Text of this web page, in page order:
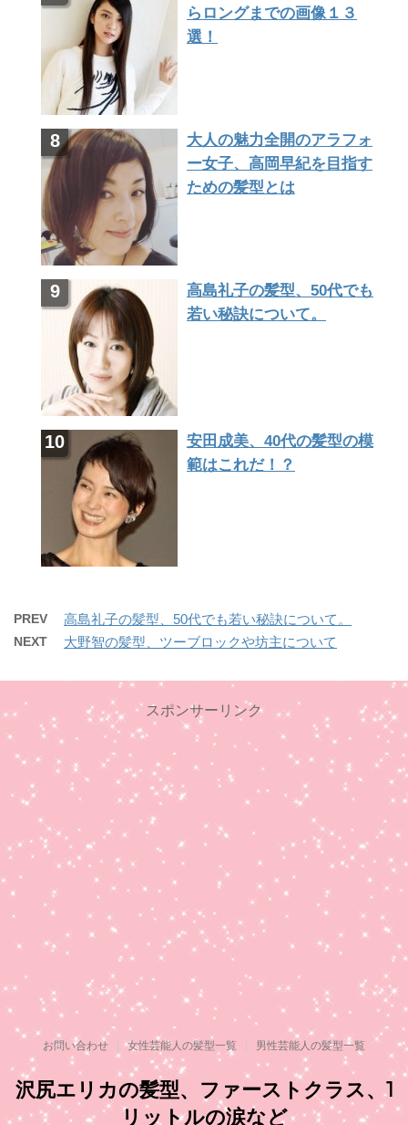
らロングまでの画像１３
選！
大人の魅力全開のアラフォ
ー女子、高岡早紀を目指す
ための髪型とは
高島礼子の髪型、50代でも
若い秘訣について。
安田成美、40代の髪型の模
範はこれだ！？
PREV 高島礼子の髪型、50代でも若い秘訣について。
NEXT 大野智の髪型、ツーブロックや坊主について
スポンサーリンク
お問い合わせ 女性芸能人の髪型一覧 男性芸能人の髪型一覧
沢尻エリカの髪型、ファーストクラス、1
リットルの涙など